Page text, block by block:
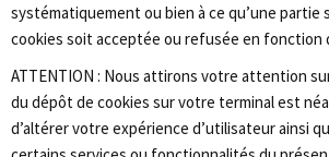
systématiquement ou bien à ce qu’une partie
cookies soit acceptée ou refusée en fonction
ATTENTION : Nous attirons votre attention
du dépôt de cookies sur votre terminal est
d’altérer votre expérience d’utilisateur ainsi